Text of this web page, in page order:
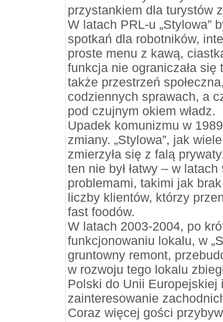
przystankiem dla turystów
W latach PRL-u „Stylowa”
spotkań dla robotników,
proste menu z kawą,
funkcja nie ograniczała się
także przestrzeń
codziennych sprawach, a
pod czujnym okiem władz.
Upadek komunizmu w
zmiany. „Stylowa”, jak
zmierzyła się z falą
ten nie był łatwy – w
problemami, takimi jak
liczby klientów, którzy
fast foodów.
W latach 2003-2004, po
funkcjonowaniu lokalu, w
gruntowny remont,
w rozwoju tego lokalu
Polski do Unii Europejskiej
zainteresowanie
Coraz więcej gości